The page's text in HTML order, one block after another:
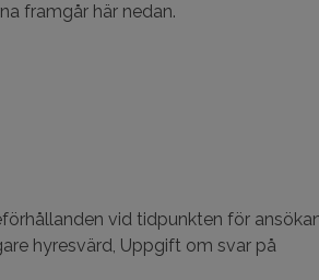
framgår här nedan.
vid tidpunkten för
hyresvärd, Uppgift om svar på